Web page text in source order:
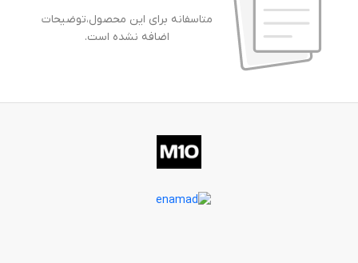
متاسفانه برای این محصول،توضیحات
اضافه نشده است.